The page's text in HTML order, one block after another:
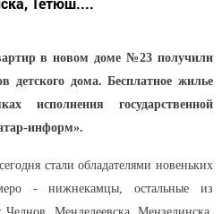
в новом доме №23 получили
детского дома. Бесплатное жилье
исполнения государственной
информ».
стали обладателями новеньких
- нижнекамцы, остальные из